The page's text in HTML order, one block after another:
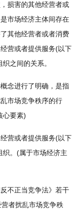
损害的其他经营者或
市场经济主体间存在
其他经营者或者消费
营或者提供服务(以下
之间的关系。
念进行了明确，是指
市场竞争秩序的行
心要素)
营或者提供服务(以下
织。(属于市场经济主
不正当竞争法》若干
者扰乱市场竞争秩